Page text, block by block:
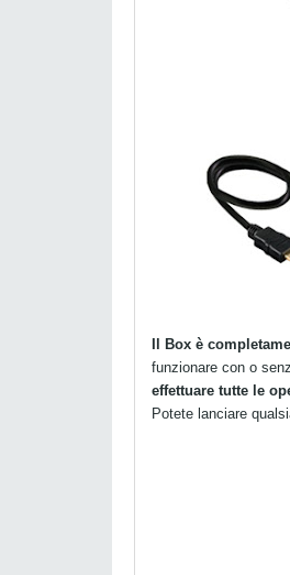
Il Box è
funzionare con o
effettuare tutte le
Potete lanciare